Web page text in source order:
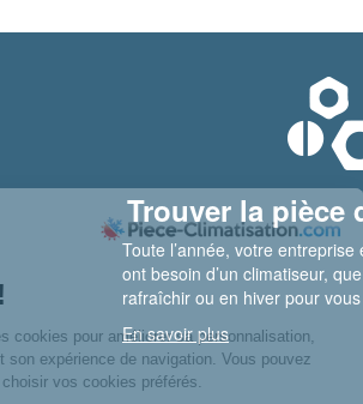
Trouver la pièce
Toute l’année, votre entreprise
ont besoin d’un climatiseur,
rafraîchir ou en hiver pour
En savoir plus